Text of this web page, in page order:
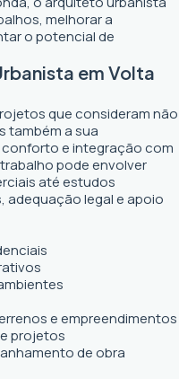
melhorar a
o potencial de
em Volta
que consideram não
também a sua
e integração com
pode envolver
até estudos
adequação legal e apoio
e empreendimentos
projetos
de obra